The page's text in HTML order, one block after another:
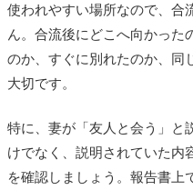
使われやすい場所なので、合
ん。合流後にどこへ向かった
のか、すぐに別れたのか、同
大切です。
特に、妻が「友人と会う」と
けでなく、説明されていた内
を確認しましょう。報告書上